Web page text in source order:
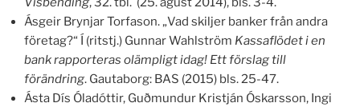
Ásgeir Brynjar Torfason. „Vad skiljer banker från andra
företag?“ Í (ritstj.) Gunnar Wahlström Kassaflödet i en
bank rapporteras olämpligt idag! Ett förslag till
förändring. Gautaborg: BAS (2015) bls. 25-47.
Ásta Dís Óladóttir, Guðmundur Kristján Óskarsson, Ingi